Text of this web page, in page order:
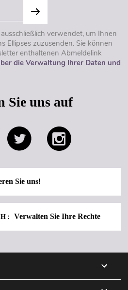
verwendet, um Ihnen
Ellipses zuzusenden. Sie können
enthaltenen Abmeldelink
die Verwaltung Ihrer Daten und
Sie uns auf
Sie uns!
Verwalten Sie Ihre Rechte
